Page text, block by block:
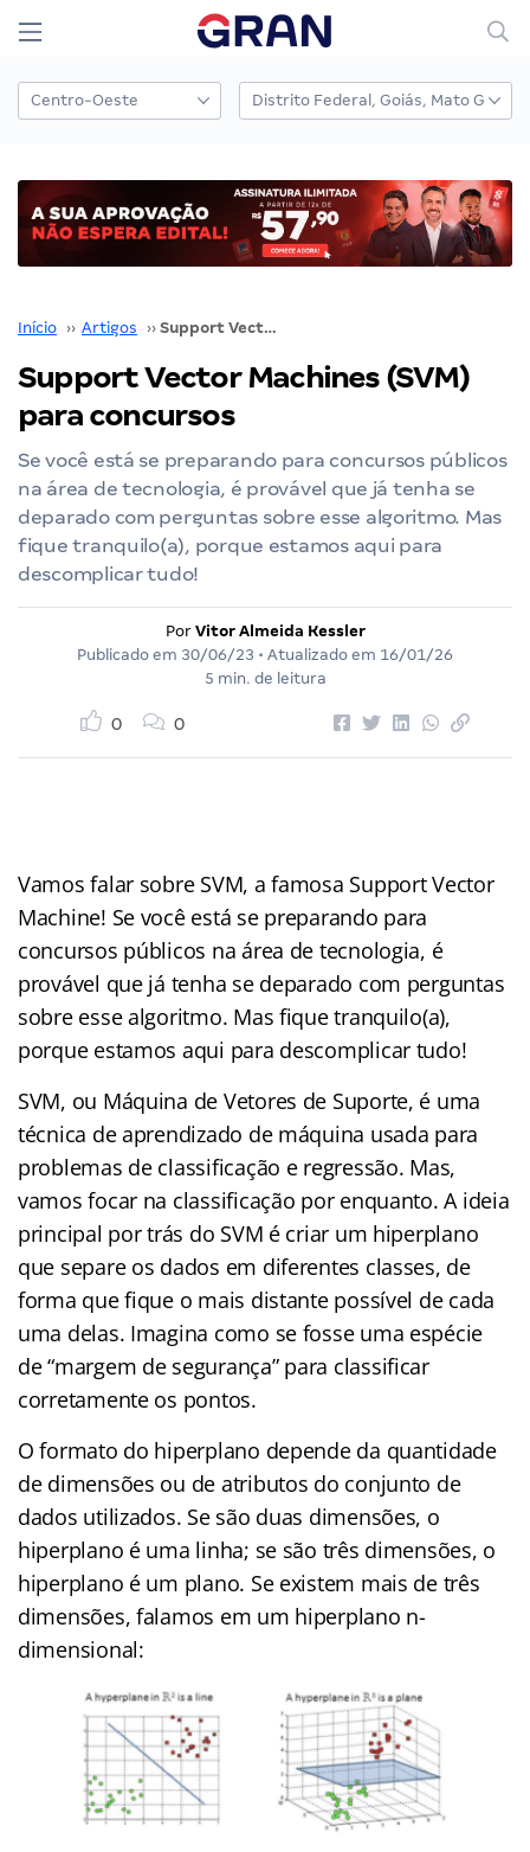
Início ›› Artigos ›› Support Vector Machines (SVM) para concursos
Support Vector Machines (SVM)
para concursos
Se você está se preparando para concursos públicos
na área de tecnologia, é provável que já tenha se
deparado com perguntas sobre esse algoritmo. Mas
fique tranquilo(a), porque estamos aqui para
descomplicar tudo!
Por Vitor Almeida Kessler
Publicado em 30/06/23 • Atualizado em 16/01/26
5 min. de leitura
0 0
Vamos falar sobre SVM, a famosa Support Vector
Machine! Se você está se preparando para
concursos públicos na área de tecnologia, é
provável que já tenha se deparado com perguntas
sobre esse algoritmo. Mas fique tranquilo(a),
porque estamos aqui para descomplicar tudo!
SVM, ou Máquina de Vetores de Suporte, é uma
técnica de aprendizado de máquina usada para
problemas de classificação e regressão. Mas,
vamos focar na classificação por enquanto. A ideia
principal por trás do SVM é criar um hiperplano
que separe os dados em diferentes classes, de
forma que fique o mais distante possível de cada
uma delas. Imagina como se fosse uma espécie
de “margem de segurança” para classificar
corretamente os pontos.
O formato do hiperplano depende da quantidade
de dimensões ou de atributos do conjunto de
dados utilizados. Se são duas dimensões, o
hiperplano é uma linha; se são três dimensões, o
hiperplano é um plano. Se existem mais de três
dimensões, falamos em um hiperplano n-
dimensional: